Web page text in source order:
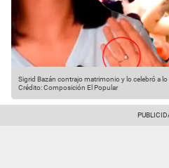
Sigrid Bazán contrajo matrimonio y lo celebró a
Crédito: Composición El Popular